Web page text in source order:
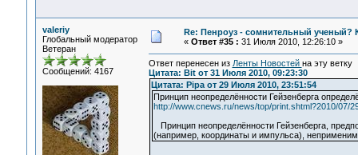
valeriy
Глобальный модератор
Ветеран
Сообщений: 4167
Re: Пенроуз - сомнительный ученый?
« Ответ #35 : 31 Июля 2010, 12:26:10 »
Ответ перенесен из Ленты Новостей на эту ветку
Цитата: Bit от 31 Июля 2010, 09:23:30
Цитата: Pipa от 29 Июля 2010, 23:51:54
Принцип неопределённости Гейзенберга
http://www.cnews.ru/news/top/print.shtml?2010/07/
Принцип неопределённости Гейзенберга,
(например, координаты и импульса),